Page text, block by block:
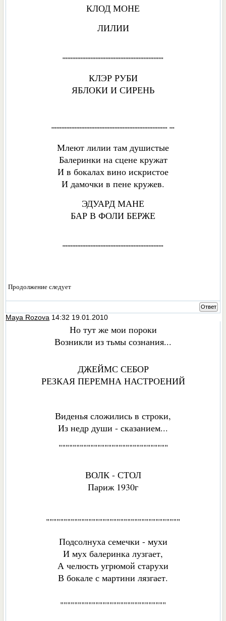
КЛОД МОНЕ
ЛИЛИИ
""""""""""""""""""""""""""""""""""""""""
КЛЭР РУБИ
ЯБЛОКИ И СИРЕНЬ
"""""""""""""""""""""""""""""""""""""""""""""" ""
Млеют лилии там душистые
Балеринки на сцене кружат
И в бокалах вино искристое
И дамочки в пене кружев.
ЭДУАРД МАНЕ
БАР В ФОЛИ БЕРЖЕ
""""""""""""""""""""""""""""""""""""""""
Продолжение следует
Ответ
Maya Rozova 14:32 19.01.2010
Но тут же мои пороки
Возникли из тьмы сознания...
ДЖЕЙМС СEБОР
РЕЗКАЯ ПЕРЕМНА НАСТРОЕНИЙ
Виденья сложились в строки,
Из недр души - сказанием...
"""""""""""""""""""""""""""""""
ВОЛК - СТОЛ
Париж 1930г
""""""""""""""""""""""""""""""""""""""
Подсолнуха семечки - мухи
И мух балеринка лузгает,
А челюсть угрюмой старухи
В бокале с мартини лязгаeт.
""""""""""""""""""""""""""""""